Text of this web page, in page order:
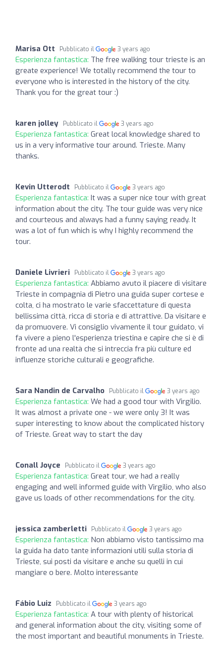
Marisa Ott Pubblicato il 3 years ago
Esperienza fantastica: The free walking tour trieste is an
greate experience! We totally recommend the tour to
everyone who is interested in the history of the city.
Thank you for the great tour :)
karen jolley Pubblicato il 3 years ago
Esperienza fantastica: Great local knowledge shared to
us in a very informative tour around. Trieste. Many
thanks.
Kevin Utterodt Pubblicato il 3 years ago
Esperienza fantastica: It was a super nice tour with great
information about the city. The tour guide was very nice
and courteous and always had a funny saying ready. It
was a lot of fun which is why I highly recommend the
tour.
Daniele Livrieri Pubblicato il 3 years ago
Esperienza fantastica: Abbiamo avuto il piacere di visitare
Trieste in compagnia di Pietro una guida super cortese e
colta, ci ha mostrato le varie sfaccettature di questa
bellissima città, ricca di storia e di attrattive. Da visitare e
da promuovere. Vi consiglio vivamente il tour guidato, vi
fa vivere a pieno l'esperienza triestina e capire che si è di
fronte ad una realtà che si intreccia fra più culture ed
influenze storiche culturali e geografiche.
Sara Nandin de Carvalho Pubblicato il 3 years ago
Esperienza fantastica: We had a good tour with Virgilio.
It was almost a private one - we were only 3! It was
super interesting to know about the complicated history
of Trieste. Great way to start the day
Conall Joyce Pubblicato il 3 years ago
Esperienza fantastica: Great tour, we had a really
engaging and well informed guide with Virgilio, who also
gave us loads of other recommendations for the city.
jessica zamberletti Pubblicato il 3 years ago
Esperienza fantastica: Non abbiamo visto tantissimo ma
la guida ha dato tante informazioni utili sulla storia di
Trieste, sui posti da visitare e anche su quelli in cui
mangiare o bere. Molto interessante
Fábio Luiz Pubblicato il 3 years ago
Esperienza fantastica: A tour with plenty of historical
and general information about the city, visiting some of
the most important and beautiful monuments in Trieste.